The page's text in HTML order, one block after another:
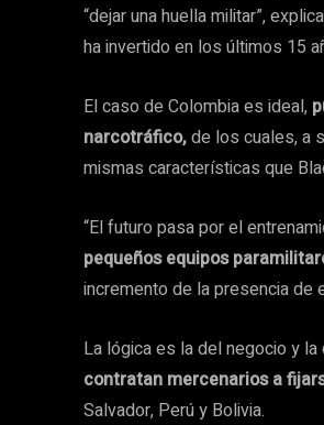
“dejar una huella militar”,
ha invertido en los últimos 15
El caso de Colombia es ideal,
narcotráfico,de los cuales, a
mismas características que
“El futuro pasa por el
pequeños equipos
incremento de la presencia de
La lógica es la del negocio y
contratan mercenarios a
Salvador, Perú y Bolivia.